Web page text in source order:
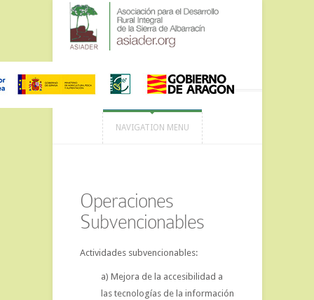
NAVIGATION MENU
Operaciones
Subvencionables
Actividades subvencionables:
a) Mejora de la accesibilidad a
las tecnologías de la información